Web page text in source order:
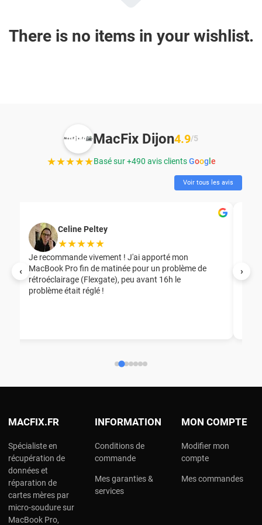
There is no items in your wishlist.
‹ ›
MacFix Dijon4.9/5
★★★★★Basé sur +490 avis clientsGoogle
Voir tous les avis
Celine Peltey
★★★★★
Je recommande vivement ! J'ai apporté mon
MacBook Pro fin de matinée pour un problème de
rétroéclairage (Flexgate), peu avant 16h le
problème était réglé !
MACFIX.FR
Spécialiste en
récupération de
données et
réparation de
cartes mères par
micro-soudure sur
MacBook Pro,
INFORMATION
Conditions de
commande
Mes garanties &
services
MON COMPTE
Modifier mon
compte
Mes commandes